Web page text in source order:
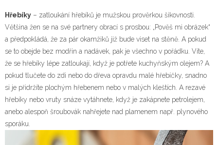
Hřebíky – zatloukání hřebíků je mužskou prověrkou šikovnosti.
Většina žen se na své partnery obrací s prosbou: „Pověš mi obrázek“
a předpokládá, že za pár okamžiků již bude viset na stěně. A pokud
se to obejde bez modřin a nadávek, pak je všechno v pořádku. Víte,
že se hřebíky lépe zatloukají, když je potřete kuchyňským olejem? A
pokud tlučete do zdi nebo do dřeva opravdu malé hřebíčky, snadno
si je přidržíte plochým hřebenem nebo v malých kleštích. A rezavé
hřebíky nebo vruty snáze vytáhnete, když je zakápnete petrolejem,
anebo alespoň šroubovák nahřejete nad plamenem např. plynového
sporáku.